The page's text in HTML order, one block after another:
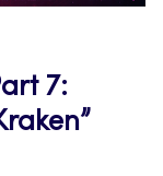
7: